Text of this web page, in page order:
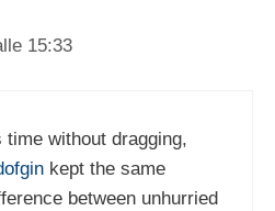
15:33
without dragging,
kept the same
between unhurried